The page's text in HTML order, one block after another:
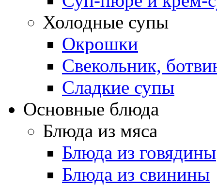
Холодные супы
Окрошки
Свекольник,
Cладкие супы
Основные блюда
Блюда из мяса
Блюда из говядины
Блюда из свинины